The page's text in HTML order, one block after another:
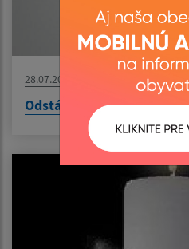
28.07.2026
Odstávka vody -